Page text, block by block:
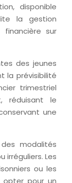
disponible
la gestion
sur
des jeunes
la prévisibilité
trimestriel
réduisant le
une
modalités
irréguliers. Les
ou les
opter pour un